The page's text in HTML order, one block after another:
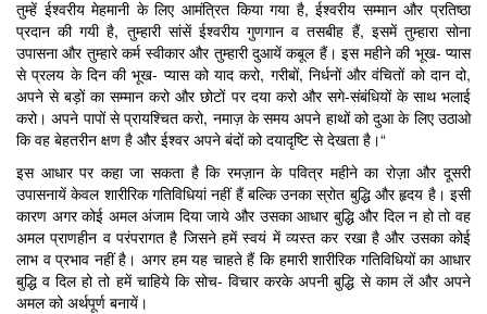
तुम्हें ईश्वरीय मेहमानी के लिए आमंत्रित किया गया है, ईश्वरीय सम्मान और प्रतिष्ठा
प्रदान की गयी है, तुम्हारी सांसें ईश्वरीय गुणगान व तसबीह हैं, इसमें तुम्हारा सोना
उपासना और तुम्हारे कर्म स्वीकार और तुम्हारी दुआयें कबूल हैं। इस महीने की भूख- प्यास
से प्रलय के दिन की भूख- प्यास को याद करो, गरीबों, निर्धनों और वंचितों को दान दो,
अपने से बड़ों का सम्मान करो और छोटों पर दया करो और सगे-संबंधियों के साथ भलाई
करो। अपने पापों से प्रायश्चित करो, नमाज़ के समय अपने हाथों को दुआ के लिए उठाओ
कि वह बेहतरीन क्षण है और ईश्वर अपने बंदों को दयादृष्टि से देखता है।“
इस आधार पर कहा जा सकता है कि रमज़ान के पवित्र महीने का रोज़ा और दूसरी
उपासनायें केवल शारीरिक गतिविधियां नहीं हैं बल्कि उनका स्रोत बुद्धि और हृदय है। इसी
कारण अगर कोई अमल अंजाम दिया जाये और उसका आधार बुद्धि और दिल न हो तो वह
अमल प्राणहीन व परंपरागत है जिसने हमें स्वयं में व्यस्त कर रखा है और उसका कोई
लाभ व प्रभाव नहीं है। अगर हम यह चाहते हैं कि हमारी शारीरिक गतिविधियों का आधार
बुद्धि व दिल हो तो हमें चाहिये कि सोच- विचार करके अपनी बुद्धि से काम लें और अपने
अमल को अर्थपूर्ण बनायें।